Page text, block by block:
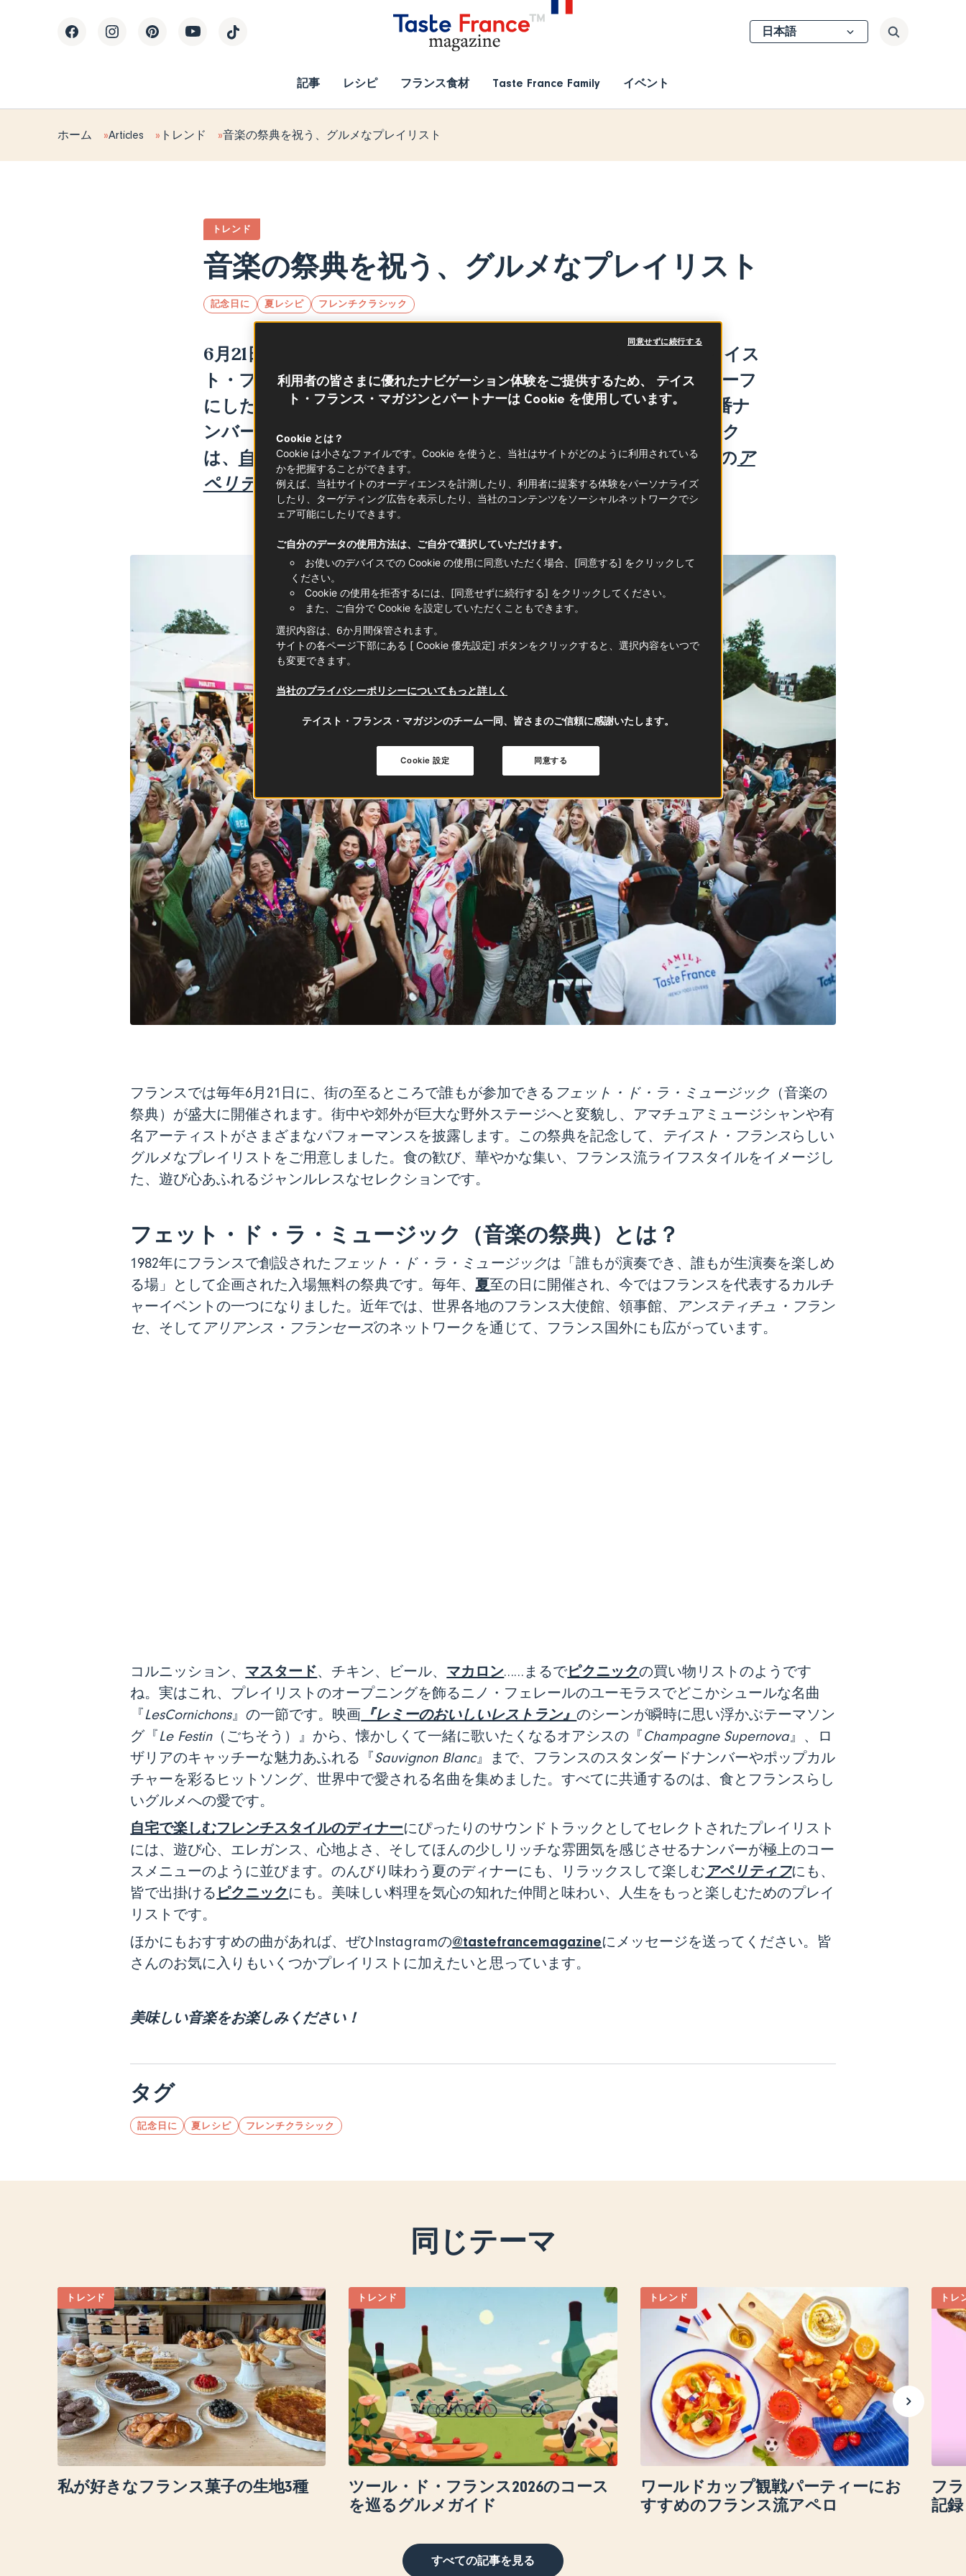
記事 レシピ フランス食材 Taste France Family イベント
Select
your
検索
ホーム Articles トレンド 音楽の祭典を祝う、グルメなプレイリスト
トレンド
音楽の祭典を祝う、グルメなプレイリスト
記念日に 夏レシピ フレンチクラシック
6月21日の
（音楽の祭典）を、テイス
ト・フランスのグルメなプレイリストで祝いませんか？食をモチーフ
にした歌詞が魅力的なフランスの名曲から、気分を盛り上げる定番ナ
ンバーまで、テイスト・フランスがセレクトしたサウンドトラック
は、
自宅で楽しむフレンチスタイルのディナーやピクニック、夏のア
ペリティフにぴったりです。
フランスでは毎年6月21日に、街の至るところで誰もが参加できる フェット・ド・ラ・ミュージック （音楽の
祭典）が盛大に開催されます。街中や郊外が巨大な野外ステージへと変貌し、アマチュアミュージシャンや有
名アーティストがさまざまなパフォーマンスを披露します。この祭典を記念して、テイスト・フランス らしい
グルメなプレイリストをご用意しました。食の歓び、華やかな集い、フランス流ライフスタイルをイメージし
た、遊び心あふれるジャンルレスなセレクションです。
フェット・ド・ラ・ミュージック（音楽の祭典）とは？
1982年にフランスで創設された フェット・ド・ラ・ミュージックは「誰もが演奏でき、誰もが生演奏を楽しめ
る場」として企画された入場無料の祭典です。毎年、 夏至の日に開催され、今ではフランスを代表するカルチ
ャーイベントの一つになりました。近年では、世界各地のフランス大使館、領事館、
アンスティチュ・フラン
セ、そして アリアンス・フランセーズのネットワークを通じて、フランス国外にも広がっています。
コルニッション、 マスタード、チキン、ビール、 マカロン……まるでピクニックの買い物リストのようです
ね。実はこれ、プレイリストのオープニングを飾るニノ・フェレールのユーモラスでどこかシュールな名曲
『LesCornichons』の一節です。映画 『レミーのおいしいレストラン』のシーンが瞬時に思い浮かぶテーマソン
グ『Le Festin（ごちそう）』から、懐かしくて一緒に歌いたくなるオアシスの『Champagne Supernova』、ロ
ザリアのキャッチーな魅力あふれる『Sauvignon Blanc』まで、フランスのスタンダードナンバーやポップカル
チャーを彩るヒットソング、世界中で愛される名曲を集めました。すべてに共通するのは、食とフランスらし
いグルメへの愛です。
自宅で楽しむフレンチスタイルのディナーにぴったりのサウンドトラックとしてセレクトされたプレイリスト
には、遊び心、エレガンス、心地よさ、そしてほんの少しリッチな雰囲気を感じさせるナンバーが極上のコー
スメニューのように並びます。のんびり味わう夏のディナーにも、リラックスして楽しむアペリティフにも、
皆で出掛ける ピクニックにも。美味しい料理を気心の知れた仲間と味わい、人生をもっと楽しむためのプレイ
リストです。
ほかにもおすすめの曲があれば、ぜひInstagramの@tastefrancemagazineにメッセージを送ってください。皆
さんのお気に入りもいくつかプレイリストに加えたいと思っています。
美味しい音楽をお楽しみください！
タグ
記念日に 夏レシピ フレンチクラシック
同じテーマ
トレンド
私が好きなフランス菓子の生地3種
トレンド
ツール・ド・フランス2026のコース
を巡るグルメガイド
トレンド
ワールドカップ観戦パーティーにお
すすめのフランス流アペロ
トレ
フ
記録
すべての記事を見る
利用者の皆さまに優れたナビゲーション体験をご提供するため、 テイス
ト・フランス・マガジンとパートナーは Cookie を使用しています。
Cookie とは？
Cookie は小さなファイルです。Cookie を使うと、当社はサイトがどのように利用されている
かを把握することができます。
例えば、当社サイトのオーディエンスを計測したり、利用者に提案する体験をパーソナライズ
したり、ターゲティング広告を表示したり、当社のコンテンツをソーシャルネットワークでシ
ェア可能にしたりできます。
ご自分のデータの使用方法は、ご自分で選択していただけます。
お使いのデバイスでの Cookie の使用に同意いただく場合、[同意する] をクリックして
ください。
Cookie の使用を拒否するには、[同意せずに続行する] をクリックしてください。
また、ご自分で Cookie を設定していただくこともできます。
選択内容は、6か月間保管されます。
サイトの各ページ下部にある [ Cookie 優先設定] ボタンをクリックすると、選択内容をいつで
も変更できます。
当社のプライバシーポリシーについてもっと詳しく
テイスト・フランス・マガジンのチーム一同、皆さまのご信頼に感謝いたします。
同意せずに続行する
同意する
Cookie 設定